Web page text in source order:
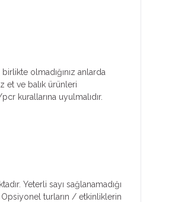
olmadığınız anlarda
et ve balık ürünleri
kurallarına uyulmalıdır.
Yeterli sayı sağlanamadığı
Opsiyonel turların / etkinliklerin